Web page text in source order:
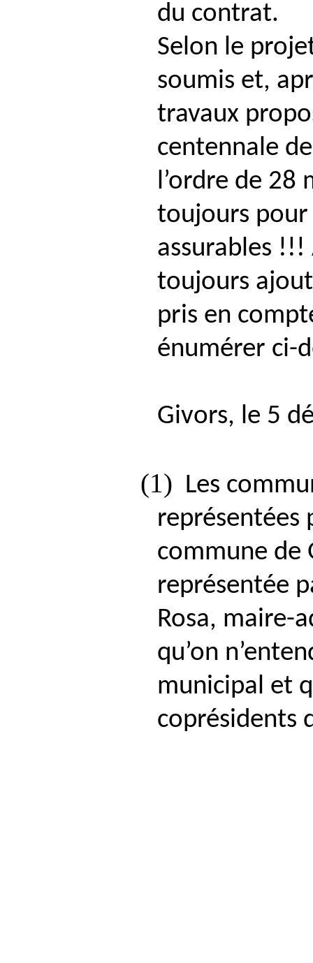
du contrat.
Selon le
soumis et,
travaux
centennale
l’ordre de 28
toujours pour
assurables
toujours
pris en
énumérer ci-
Givors, le 5
(1) Les
représentées
commune de
représentée
Rosa, maire-
qu’on
municipal et
coprésidents